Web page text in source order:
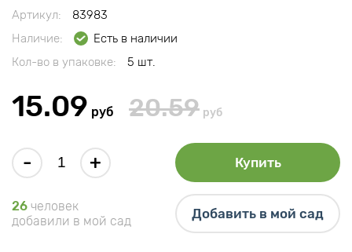
Артикул:
83983
Наличие:
Есть в наличии
Кол-во в упаковке:
5 шт.
15.09 руб 20.59 руб
- + Купить
26 человек
добавили в мой сад
Добавить в мой сад